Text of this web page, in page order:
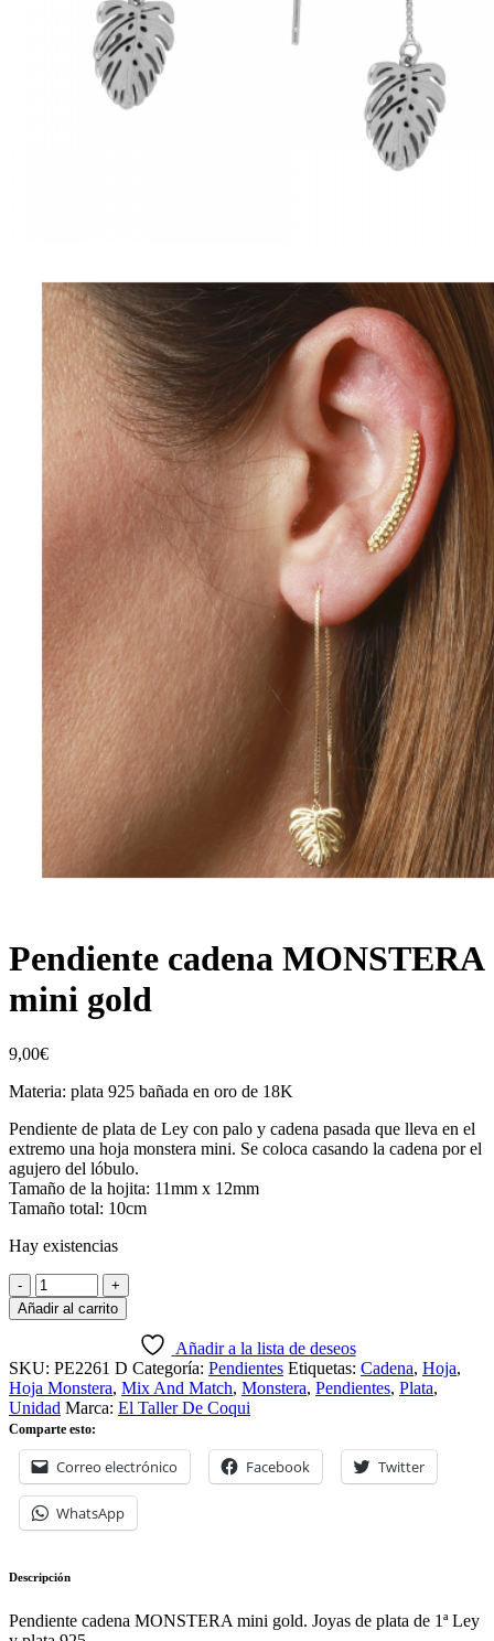
Pendiente cadena MONSTERA
mini gold
9,00€
Materia: plata 925 bañada en oro de 18K
Pendiente de plata de Ley con palo y cadena pasada que lleva en el
extremo una hoja monstera mini. Se coloca casando la cadena por el
agujero del lóbulo.
Tamaño de la hojita: 11mm x 12mm
Tamaño total: 10cm
Hay existencias
Añadir al carrito
Añadir a la lista de deseos
SKU: PE2261 D Categoría: Pendientes Etiquetas: Cadena, Hoja,
Hoja Monstera, Mix And Match, Monstera, Pendientes, Plata,
Unidad Marca: El Taller De Coqui
Comparte esto:
Correo electrónico Facebook Twitter
WhatsApp
Descripción
Pendiente cadena MONSTERA mini gold. Joyas de plata de 1ª Ley